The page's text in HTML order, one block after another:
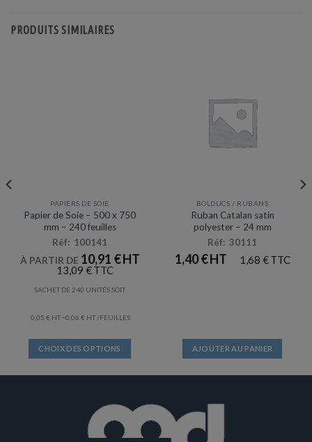
PRODUITS SIMILAIRES
PAPIERS DE SOIE
Papier de Soie – 500 x 750
mm – 240 feuilles
Réf: 100141
À PARTIR DE 10,91 €
13,09 €
SACHET DE 240 UNITÉS SOIT
0,05 € –0,06 € /FEUILLES
CHOIX DES OPTIONS
plusieurs
variations.
Les
BOLDUCS / RUBANS
Ruban Catalan satin
polyester – 24 mm
Réf: 30111
1,40€ 1,68 €
AJOUTER AU PANIER